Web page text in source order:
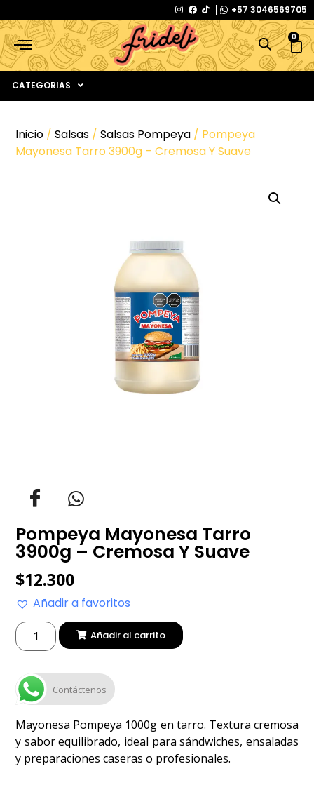
+57 3046569705
0
CATEGORIAS
Inicio /Salsas /Salsas Pompeya / Pompeya
Mayonesa Tarro 3900g – Cremosa Y Suave
Pompeya Mayonesa Tarro
3900g – Cremosa Y Suave
$12.300
Añadir a favoritos
Añadir al carrito
Contáctenos
Mayonesa Pompeya 1000g en tarro. Textura cremosa
y sabor equilibrado, ideal para sándwiches, ensaladas
y preparaciones caseras o profesionales.